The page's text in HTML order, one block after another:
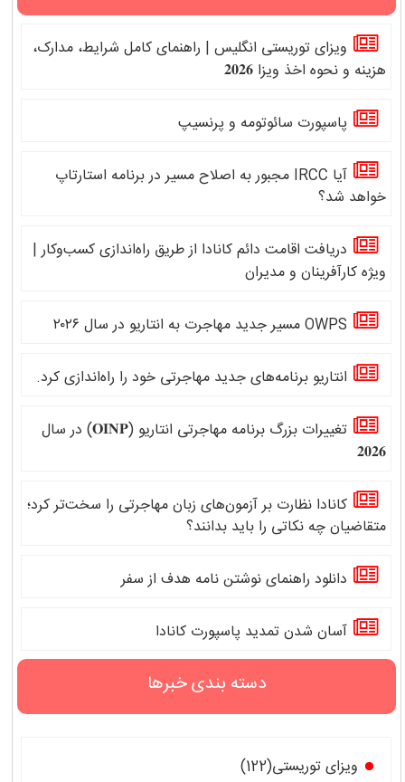
ویزای توریستی انگلیس | راهنمای کامل شرایط، مدارک،
هزینه و نحوه اخذ ویزا 𝟐𝟎𝟐𝟔
پاسپورت سائوتومه و پرنسیپ
آیا IRCC مجبور به اصلاح مسیر در برنامه استارتاپ
خواهد شد؟
دریافت اقامت دائم کانادا از طریق راه‌اندازی کسب‌وکار |
ویژه کارآفرینان و مدیران
OWPS مسیر جدید مهاجرت به انتاریو در سال ۲۰۲۶
انتاریو برنامه‌های جدید مهاجرتی خود را راه‌اندازی کرد.
تغییرات بزرگ برنامه مهاجرتی انتاریو (𝐎𝐈𝐍𝐏) در سال
𝟐𝟎𝟐𝟔
کانادا نظارت بر آزمون‌های زبان مهاجرتی را سخت‌تر کرد؛
متقاضیان چه نکاتی را باید بدانند؟
دانلود راهنمای نوشتن نامه هدف از سفر
آسان شدن تمدید پاسپورت کانادا
دسته بندی خبرها
ویزای توریستی(122)